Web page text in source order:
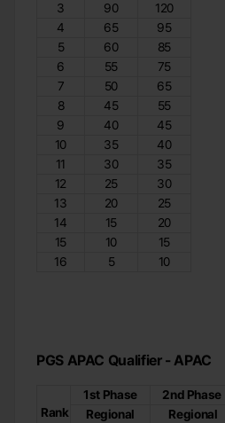
3
90
120
4
65
95
5
60
85
6
55
75
7
50
65
8
45
55
9
40
45
10
35
40
11
30
35
12
25
30
13
20
25
14
15
20
15
10
15
16
5 10
PGS APAC Qualifier - APAC
Rank
1st Phase
2nd Phase
Regional
Regional